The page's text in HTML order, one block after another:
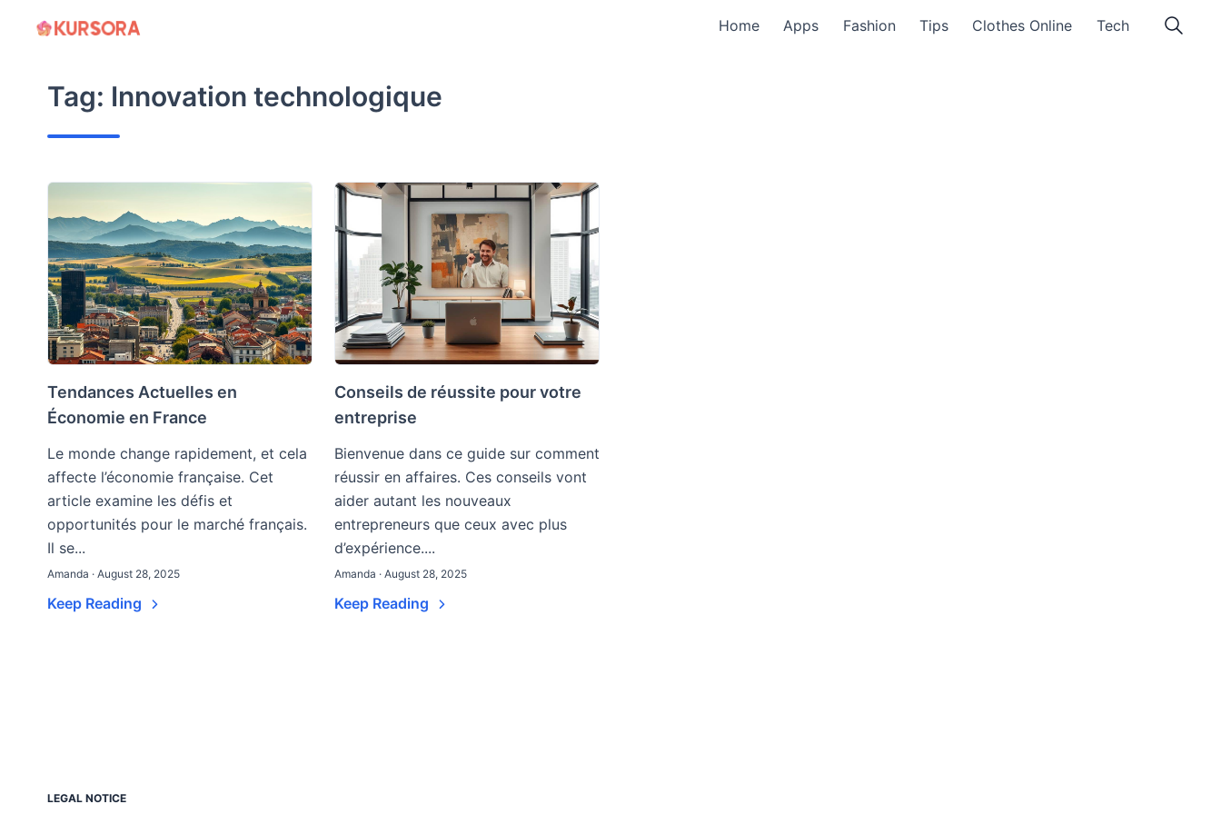
Home Apps Fashion Tips Clothes Online Tech
Tag: Innovation technologique
Tendances Actuelles en
Économie en France
Le monde change rapidement, et cela
affecte l’économie française. Cet
article examine les défis et
opportunités pour le marché français.
Il se...
Amanda · August 28, 2025
Keep Reading
Conseils de réussite pour votre
entreprise
Bienvenue dans ce guide sur comment
réussir en affaires. Ces conseils vont
aider autant les nouveaux
entrepreneurs que ceux avec plus
d’expérience....
Amanda · August 28, 2025
Keep Reading
LEGAL NOTICE